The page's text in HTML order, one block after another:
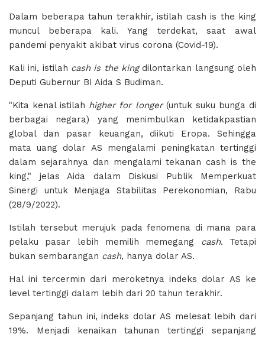
Dalam beberapa tahun terakhir, istilah cash is the king
muncul beberapa kali. Yang terdekat, saat awal
pandemi penyakit akibat virus corona (Covid-19).
Kali ini, istilah cash is the kingdilontarkan langsung oleh
Deputi Gubernur BI Aida S Budiman.
"Kita kenal istilah higher for longer(untuk suku bunga di
berbagai negara) yang menimbulkan ketidakpastian
global dan pasar keuangan, diikuti Eropa. Sehingga
mata uang dolar AS mengalami peningkatan tertinggi
dalam sejarahnya dan mengalami tekanan cash is the
king," jelas Aida dalam Diskusi Publik Memperkuat
Sinergi untuk Menjaga Stabilitas Perekonomian, Rabu
(28/9/2022).
Istilah tersebut merujuk pada fenomena di mana para
pelaku pasar lebih memilih memegang cash. Tetapi
bukan sembarangan cash, hanya dolar AS.
Hal ini tercermin dari meroketnya indeks dolar AS ke
level tertinggi dalam lebih dari 20 tahun terakhir.
Sepanjang tahun ini, indeks dolar AS melesat lebih dari
19%. Menjadi kenaikan tahunan tertinggi sepanjang